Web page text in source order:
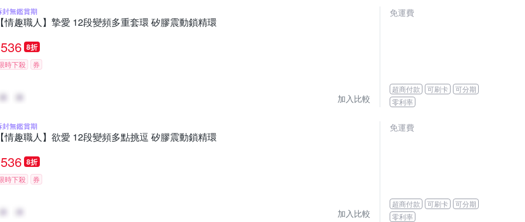
封無鑑賞期
情趣職人】摯愛 12段變頻多重套環 矽膠震動鎖精環
536 8折
時下殺 券
加入比較
免運費
超商付款 可刷卡
可分期
零利率
封無鑑賞期
情趣職人】欲愛 12段變頻多點挑逗 矽膠震動鎖精環
536 8折
時下殺 券
加入比較
免運費
超商付款 可刷卡
可分期
零利率